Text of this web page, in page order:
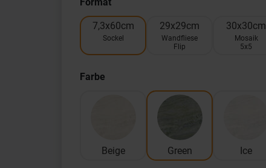
7,3x60cm
Sockel
29x29cm
Wandfliese
Flip
30x30cm
Mosaik
5x5
Farbe
Beige Green Ice